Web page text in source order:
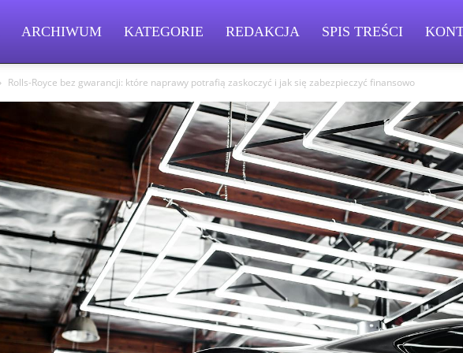
ARCHIWUM KATEGORIE REDAKCJA SPIS TREŚCI
Rolls-Royce bez gwarancji: które naprawy potrafią zaskoczyć i jak się zabezpieczyć finansowo